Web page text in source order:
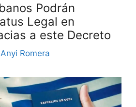
Podrán
Legal en
a este Decreto
Anyi Romera